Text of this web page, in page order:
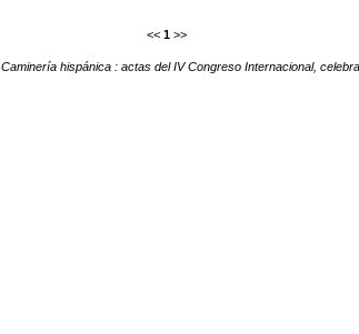
<< 1 >>
Caminería hispánica : actas del IV Congreso Internacional,